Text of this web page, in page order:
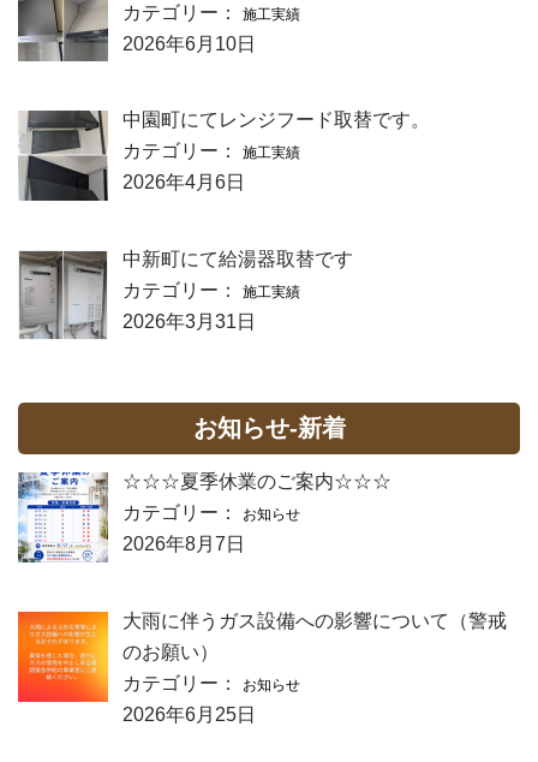
カテゴリー：
施工実績
2026年6月10日
中園町にてレンジフード取替です。
カテゴリー：
施工実績
2026年4月6日
中新町にて給湯器取替です
カテゴリー：
施工実績
2026年3月31日
お知らせ-新着
☆☆☆夏季休業のご案内☆☆☆
カテゴリー：
お知らせ
2026年8月7日
大雨に伴うガス設備への影響について（警戒
のお願い）
カテゴリー：
お知らせ
2026年6月25日